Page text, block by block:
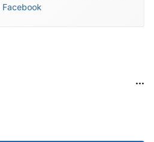
Facebook
...